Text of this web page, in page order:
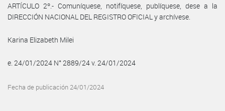
ARTÍCULO 2º.- Comuníquese, notifíquese, publíquese, dese a la
DIRECCIÓN NACIONAL DEL REGISTRO OFICIAL y archívese.
Karina Elizabeth Milei
e. 24/01/2024 N° 2889/24 v. 24/01/2024
Fecha de publicación 24/01/2024